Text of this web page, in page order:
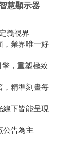
慧顯示器
義視界
，業界唯一好
，重塑極致
，精準刻畫每
線下皆能呈現
公告為主